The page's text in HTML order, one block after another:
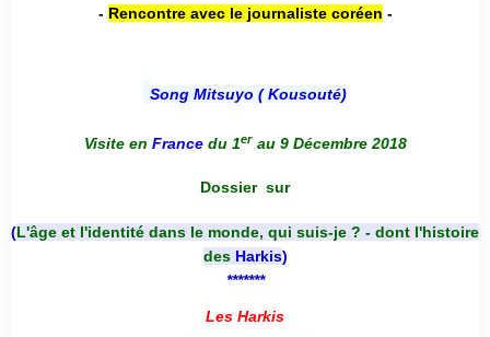
- Rencontre avec le journaliste coréen -
Song Mitsuyo ( Kousouté)
Visite en France du 1er au 9 Décembre 2018
Dossier sur
(L'âge et l'identité dans le monde, qui suis-je ? - dont l'histoire
des Harkis)
*******
Les Harkis